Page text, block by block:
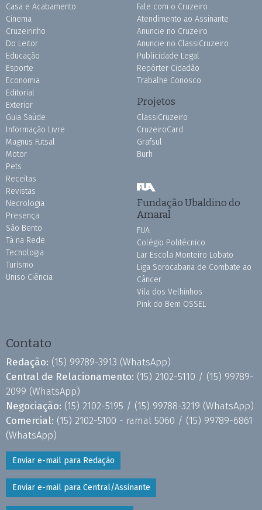
Casa e Acabamento
Cinema
Cruzeirinho
Do Leitor
Educação
Esporte
Economia
Editorial
Exterior
Guia Saúde
Informação Livre
Magnus Futsal
Motor
Pets
Receitas
Revistas
Necrologia
Presença
São Bento
Tá na Rede
Tecnologia
Turismo
Uniso Ciência
Fale com o Cruzeiro
Atendimento ao Assinante
Anuncie no Cruzeiro
Anuncie no ClassiCruzeiro
Publicidade Legal
Repórter Cidadão
Trabalhe Conosco
Projetos
ClassiCruzeiro
CruzeiroCard
Grafsul
Burh
Fundação Ubaldino do
Amaral
FUA
Colégio Politécnico
Lar Escola Monteiro Lobato
Liga Sorocabana de Combate ao
Câncer
Vila dos Velhinhos
Pink do Bem OSSEL
Contato
Redação: (15) 99789-3913 (WhatsApp)
Central de Relacionamento: (15) 2102-5110 / (15) 99789-
2099 (WhatsApp)
Negociação: (15) 2102-5195 / (15) 99788-3219 (WhatsApp)
Comercial: (15) 2102-5100 - ramal 5060 / (15) 99789-6861
(WhatsApp)
Enviar e-mail para Redação
Enviar e-mail para Central/Assinante